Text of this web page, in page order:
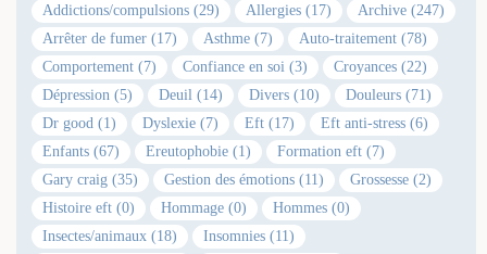
Addictions/compulsions (29) Allergies (17)
Archive (247)
Arrêter de fumer (17)
Asthme (7)
Auto-traitement (78)
Comportement (7)
Confiance en soi (3)
Croyances (22)
Dépression (5)
Deuil (14) Divers (10)
Douleurs (71)
Dr good (1)
Dyslexie (7) Eft (17)
Eft anti-stress (6)
Enfants (67)
Ereutophobie (1)
Formation eft (7)
Gary craig (35)
Gestion des émotions (11)
Grossesse (2)
Histoire eft (0)
Hommage (0)
Hommes (0)
Insectes/animaux (18)
Insomnies (11)